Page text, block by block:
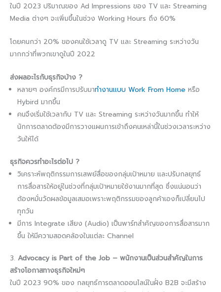
ในปี 2023 ปริมาณของ Ad Impressions ของ TV และ Streaming
Media ต่างๆ จะเพิ่มขึ้นในช่วง Working Hours ถึง 60%
โดยคนกว่า 20% ของคนใช้เวลาดู TV และ Streaming ระหว่างวัน
มากกว่าที่พวกเขาดูในปี 2022
ส่งผลอะไรกับธุรกิจบ้าง ?​
หลายๆ องค์กรมีการปรับมาทำงานเเบบ Work From Home หรือ
Hybird มากขึ้น
คนจึงเริ่มใช้เวลากับ TV และ Streaming ระหว่างวันมากขึ้น ทำให้
นักการตลาดต้องมีการวางแผนการเข้าถึงคนเหล่านี้ในช่วงเวลาระหว่าง
วันให้ได้
ธุรกิจควรทำอะไรต่อไป ?
วิเคราะห์พฤติกรรมการเสพย์สื่อของกลุ่มเป้าหมาย และปรับกลยุทธ์
การสื่อสารให้อยู่ในช่วงที่กลุ่มเป้าหมายใช้งานมากที่สุด ซึ่งแน่นอนว่า
ต้องหมั่นวัดผลข้อมูลเสมอเพราะพฤติกรรมของลูกค้าเองก็เปลี่ยนไป
ทุกวัน
มีการ Integrate เสียง (Audio) เป็นพาร์ทสำคัญของการสื่อสารมาก
ขึ้น ให้มีความสอดคล้องในแต่ละ Channel
3. Advocacy is Part of the Job – พนักงานเป็นส่วนสำคัญในการ
สร้างโอกาสทางธุรกิจใหม่ๆ
ในปี 2023 90% ของ กลยุทธ์การตลาดออนไลน์ในฝั่ง B2B จะมีสร้าง